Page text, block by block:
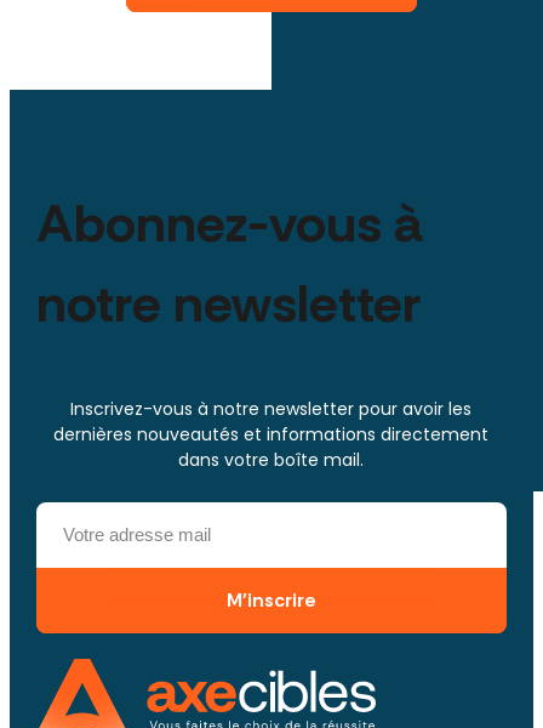
Abonnez-vous à
notre newsletter
Inscrivez-vous à notre newsletter pour avoir les
dernières nouveautés et informations directement
dans votre boîte mail.
M'inscrire